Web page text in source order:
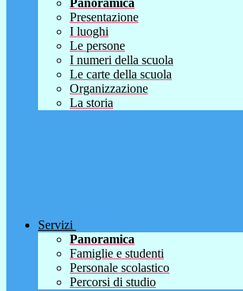
Panoramica
Presentazione
I luoghi
Le persone
I numeri della scuola
Le carte della scuola
Organizzazione
La storia
Servizi
Panoramica
Famiglie e studenti
Personale scolastico
Percorsi di studio